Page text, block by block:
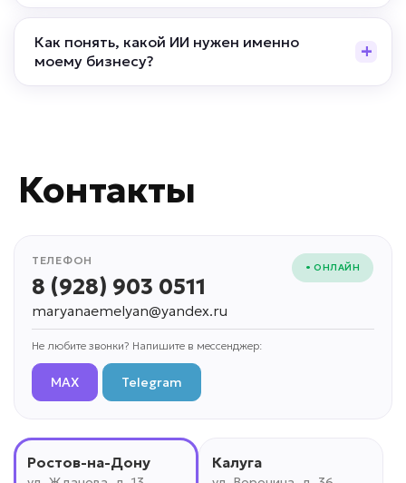
Как понять, какой ИИ нужен именно
моему бизнесу?
Контакты
ТЕЛЕФОН
8 (928) 903 0511
• ОНЛАЙН
maryanaemelyan@yandex.ru
Не любите звонки? Напишите в мессенджер:
MAX Telegram
Ростов-на-Дону Калуга